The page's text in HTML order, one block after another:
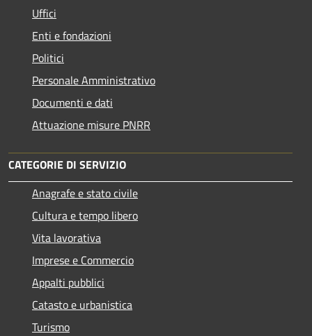
Uffici
Enti e fondazioni
Politici
Personale Amministrativo
Documenti e dati
Attuazione misure PNRR
CATEGORIE DI SERVIZIO
Anagrafe e stato civile
Cultura e tempo libero
Vita lavorativa
Imprese e Commercio
Appalti pubblici
Catasto e urbanistica
Turismo